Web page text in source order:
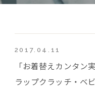
2017.04.11
「お着替えカンタ
ラップクラッチ・ベ